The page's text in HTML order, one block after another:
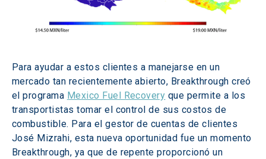
Para ayudar a estos clientes a manejarse en un
mercado tan recientemente abierto, Breakthrough creó
el programa Mexico Fuel Recovery que permite a los
transportistas tomar el control de sus costos de
combustible. Para el gestor de cuentas de clientes
José Mizrahi, esta nueva oportunidad fue un momento
Breakthrough, ya que de repente proporcionó un